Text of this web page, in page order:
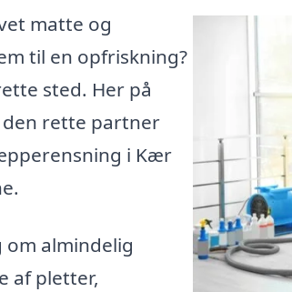
matte og
til en opfriskning?
sted. Her på
rette partner
i Kær
om almindelig
af pletter,